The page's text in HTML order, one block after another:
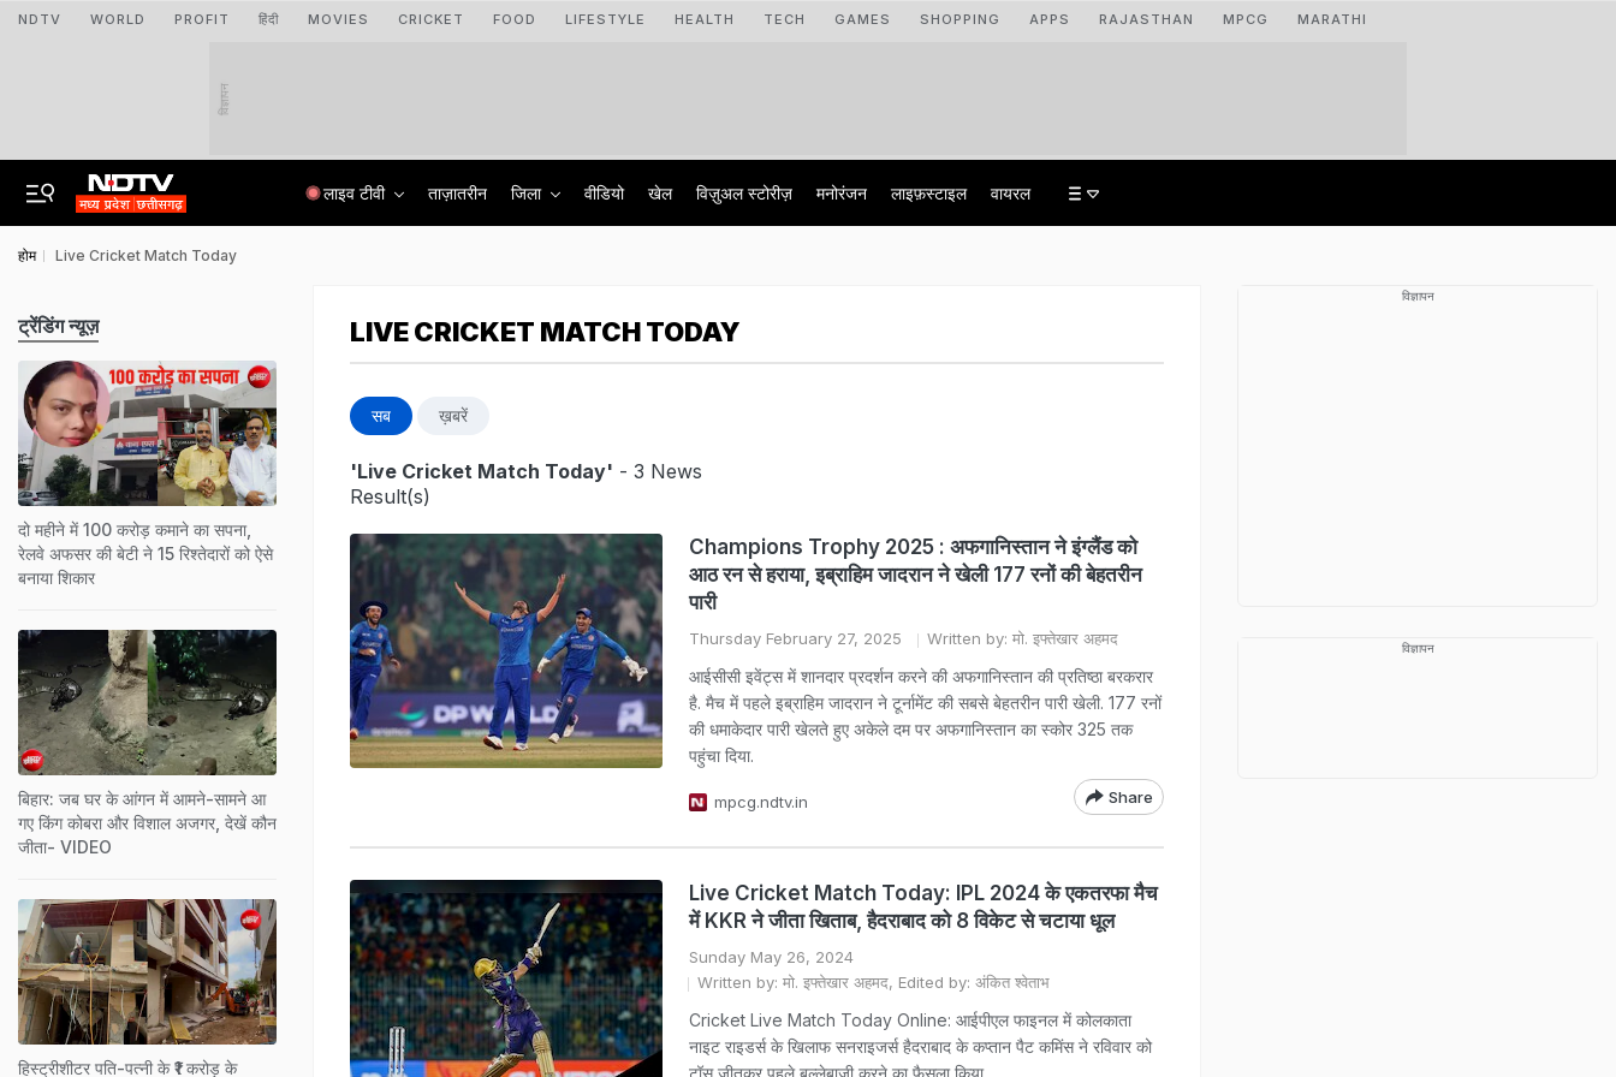
NDTV WORLD PROFIT हिंदी MOVIES CRICKET FOOD LIFESTYLE HEALTH TECH GAMES SHOPPING APPS RAJASTHAN MPCG MARATHI
विज्ञापन
लाइव टीवी ताज़ातरीन जिला वीडियो खेल विज़ुअल स्टोरीज़ मनोरंजन लाइफ़स्टाइल वायरल
होम Live Cricket Match Today
LIVE CRICKET MATCH TODAY
सब ख़बरें
'Live Cricket Match Today' - 3 News
Result(s)
Champions Trophy 2025 : अफगानिस्तान ने इंग्लैंड को
आठ रन से हराया, इब्राहिम जादरान ने खेली 177 रनों की बेहतरीन
पारी
Thursday February 27, 2025 Written by: मो. इफ्तेखार अहमद
आईसीसी इवेंट्स में शानदार प्रदर्शन करने की अफगानिस्तान की प्रतिष्ठा बरकरार
है. मैच में पहले इब्राहिम जादरान ने टूर्नामेंट की सबसे बेहतरीन पारी खेली. 177 रनों
की धमाकेदार पारी खेलते हुए अकेले दम पर अफगानिस्तान का स्कोर 325 तक
पहुंचा दिया.
mpcg.ndtv.in Share
Live Cricket Match Today: IPL 2024 के एकतरफा मैच
में KKR ने जीता खिताब, हैदराबाद को 8 विकेट से चटाया धूल
Sunday May 26, 2024
Written by: मो. इफ्तेखार अहमद, Edited by: अंकित श्वेताभ
Cricket Live Match Today Online: आईपीएल फाइनल में कोलकाता
नाइट राइडर्स के खिलाफ सनराइजर्स हैदराबाद के कप्तान पैट कमिंस ने रविवार को
टॉस जीतकर पहले बल्लेबाजी करने का फैसला किया.
ट्रेंडिंग न्यूज़
दो महीने में 100 करोड़ कमाने का सपना,
रेलवे अफसर की बेटी ने 15 रिश्तेदारों को ऐसे
बनाया शिकार
बिहार: जब घर के आंगन में आमने-सामने आ
गए किंग कोबरा और विशाल अजगर, देखें कौन
जीता- VIDEO
हिस्ट्रीशीटर पति-पत्नी के ₹1 करोड़ के
विज्ञापन
विज्ञापन